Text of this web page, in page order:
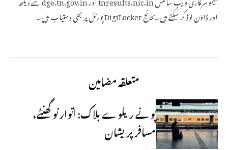
اور ڈاؤن لوڈ کر سکتے ہیں۔ نتائج DigiLocker پورٹل پر بھی دستیاب ہیں۔
متعلقہ مضامین
پونے ریلوے بلاک: اتوار نو گھنٹے،
مسافر پریشان